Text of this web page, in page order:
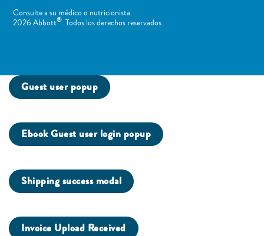
Consulte a su médico o nutricionista.
2026 Abbott®. Todos los derechos reservados.
Guest user popup
Ebook Guest user login popup
Shipping success modal
Invoice Upload Received